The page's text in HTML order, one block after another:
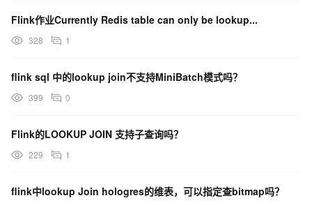
Flink作业Currently Redis table can only be lookup...
328 1
flink sql 中的lookup join不支持MiniBatch模式吗？
399 0
Flink的LOOKUP JOIN 支持子查询吗？
229 1
flink中lookup Join hologres的维表，可以指定查bitmap吗？